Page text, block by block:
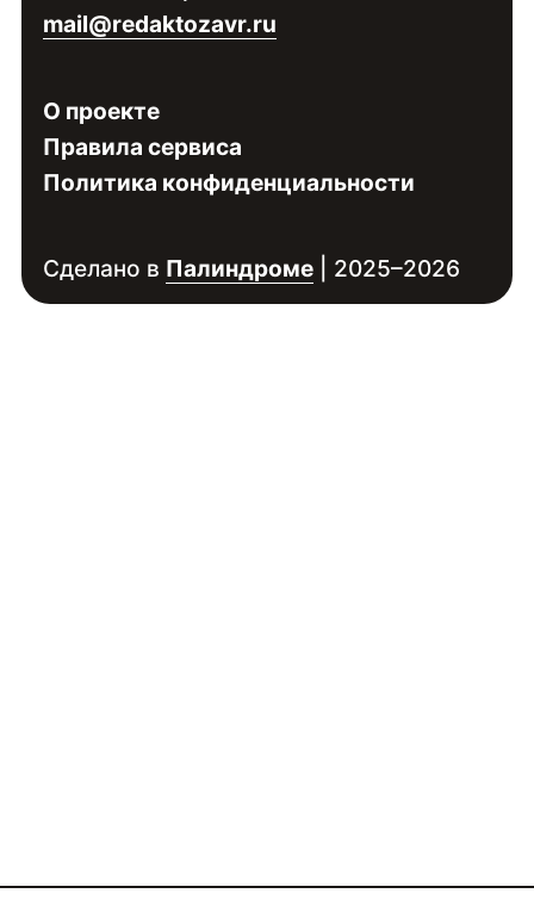
mail@redaktozavr.ru
О проекте
Правила сервиса
Политика конфиденциальности
Сделано в Палиндроме| 2025–2026